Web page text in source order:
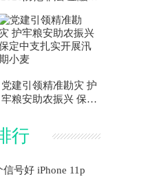
党建引领精准勘灾 护
牢粮安助农振兴 保定
行
号好 iPhone 11p